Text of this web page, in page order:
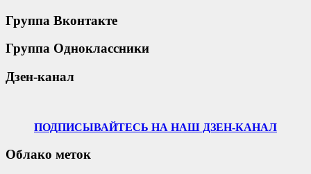
Группа Вконтакте
Группа Одноклассники
Дзен-канал
ПОДПИСЫВАЙТЕСЬ НА НАШ ДЗЕН-КАНАЛ
Облако меток